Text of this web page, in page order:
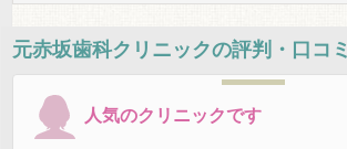
元赤坂歯科クリニックの評判・口コミ
人気のクリニックです